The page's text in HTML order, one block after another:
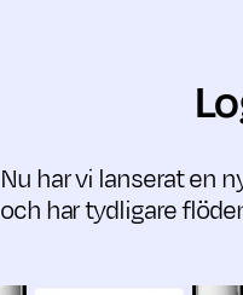
Nu har vi lanserat en
och har tydligare